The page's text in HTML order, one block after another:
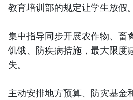
教育培训部的规定让学生放假。
集中指导同步开展农作物、畜
饥饿、防疾病措施，最大限度
失。
主动安排地方预算、防灾基金